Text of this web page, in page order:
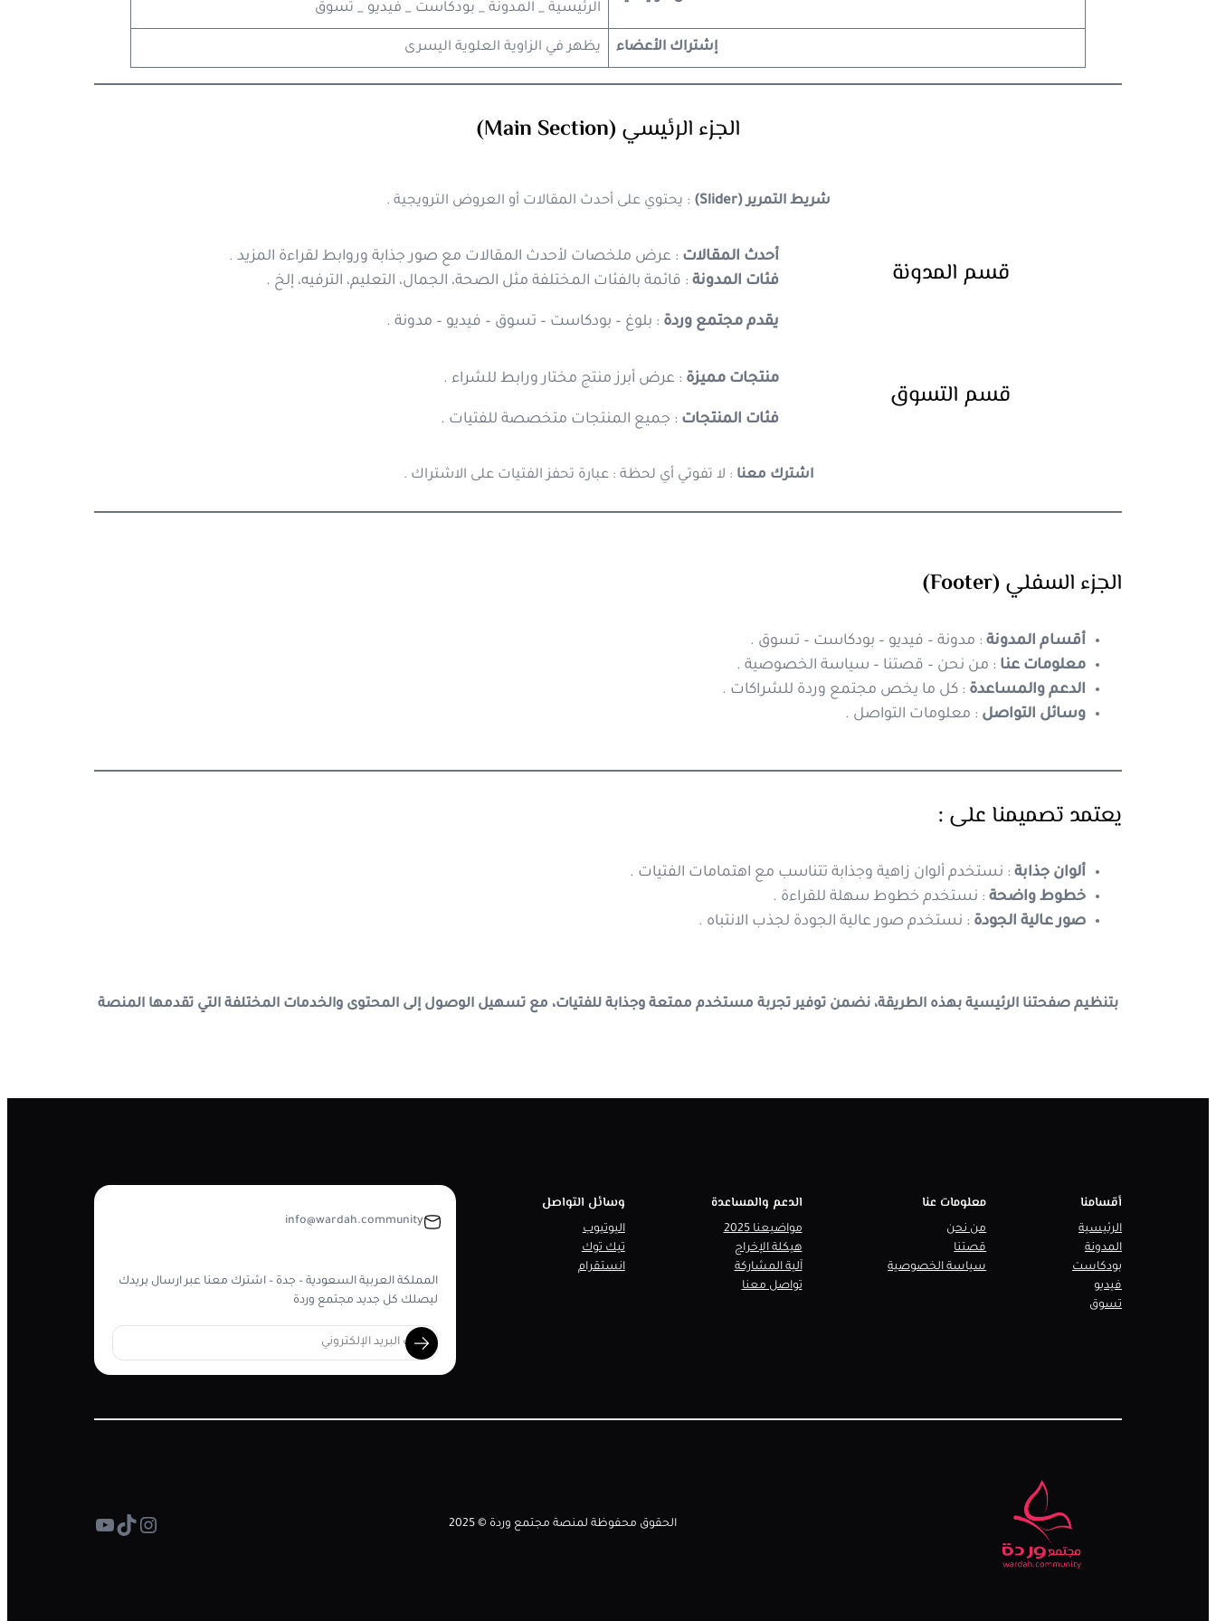
الرئيسية _ المدونة _ بودكاست _ فيديو _ تسوق
إشتراك الأعضاء يظهر في الزاوية العلوية اليسرى
الجزء الرئيسي (Main Section)
شريط التمرير (Slider) : يحتوي على أحدث المقالات أو العروض الترويجية .
قسم المدونة أحدث المقالات : عرض ملخصات لأحدث المقالات مع صور جذابة وروابط لقراءة المزيد .
فئات المدونة: قائمة بالفئات المختلفة مثل الصحة، الجمال، التعليم، الترفيه، إلخ .
يقدم مجتمع وردة : بلوغ – بودكاست – تسوق – فيديو – مدونة .
قسم التسوق منتجات مميزة : عرض أبرز منتج مختار ورابط للشراء .
فئات المنتجات : جميع المنتجات متخصصة للفتيات .
اشترك معنا : لا تفوتي أي لحظة : عبارة تحفز الفتيات على الاشتراك .
الجزء السفلي(Footer)
أقسام المدونة : مدونة – فيديو – بودكاست – تسوق .
معلومات عنا : من نحن – قصتنا – سياسة الخصوصية .
الدعم والمساعدة : كل ما يخص مجتمع وردة للشراكات .
وسائل التواصل : معلومات التواصل .
يعتمد تصميمنا على :
ألوان جذابة : نستخدم ألوان زاهية وجذابة تتناسب مع اهتمامات الفتيات .
خطوط واضحة : نستخدم خطوط سهلة للقراءة .
صور عالية الجودة : نستخدم صور عالية الجودة لجذب الانتباه .
بتنظيم صفحتنا الرئيسية بهذه الطريقة، نضمن توفير تجربة مستخدم ممتعة وجذابة للفتيات، مع تسهيل الوصول إلى المحتوى والخدمات المختلفة التي تقدمها المنصة
أقسامنا
الرئيسية
المدونة
بودكاست
فيديو
تسوق
معلومات عنا
من نحن
قصتنا
سياسة الخصوصية
الدعم والمساعدة
مواضيعنا 2025
هيكلة الإخراج
آلية المشاركة
تواصل معنا
وسائل التواصل
اليوتيوب
تيك توك
انستقرام
info@wardah.community
المملكة العربية السعودية – جدة – اشترك معنا عبر ارسال بريدك
ليصلك كل جديد مجتمع وردة
الحقوق محفوظة لمنصة مجتمع وردة © 2025 إنستجرام
تيك توكيوتيوب